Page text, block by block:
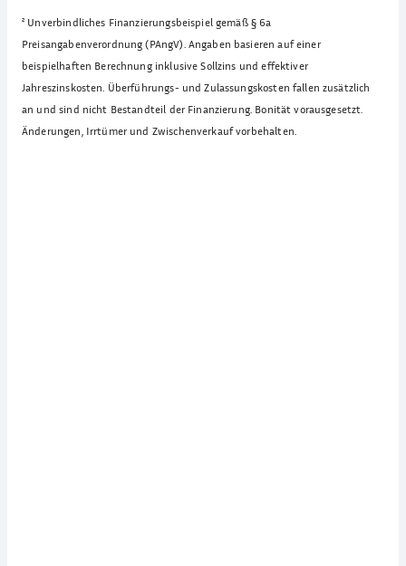
² Unverbindliches Finanzierungsbeispiel gemäß § 6a
Preisangabenverordnung (PAngV). Angaben basieren auf einer
beispielhaften Berechnung inklusive Sollzins und effektiver
Jahreszinskosten. Überführungs- und Zulassungskosten fallen zusätzlich
an und sind nicht Bestandteil der Finanzierung. Bonität vorausgesetzt.
Änderungen, Irrtümer und Zwischenverkauf vorbehalten.